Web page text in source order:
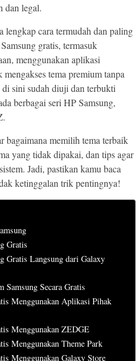
dan legal.
lengkap cara termudah dan paling
gratis, termasuk
menggunakan aplikasi
tema premium tanpa
sini sudah diuji dan terbukti
berbagai seri HP Samsung,
bagaimana memilih tema terbaik
yang tidak dipakai, dan tips agar
Jadi, pastikan kamu baca
ketinggalan trik pentingnya!
Gratis
Gratis Langsung dari Galaxy
Samsung Secara Gratis
Menggunakan Aplikasi Pihak
Menggunakan ZEDGE
Menggunakan Theme Park
Menggunakan Galaxy Store